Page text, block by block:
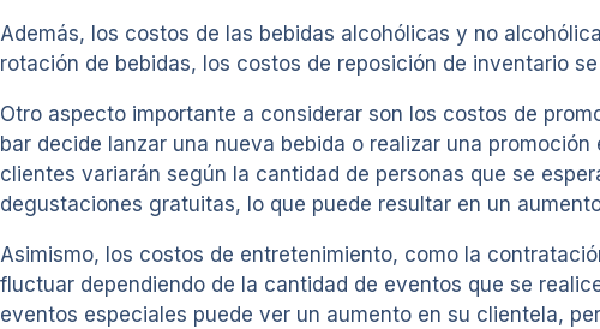
Además, los costos de las bebidas alcohólicas y no
rotación de bebidas, los costos de reposición de inventario
Otro aspecto importante a considerar son los costos de
bar decide lanzar una nueva bebida o realizar una
clientes variarán según la cantidad de personas que se
degustaciones gratuitas, lo que puede resultar en un
Asimismo, los costos de entretenimiento, como la
fluctuar dependiendo de la cantidad de eventos que se
eventos especiales puede ver un aumento en su clientela,